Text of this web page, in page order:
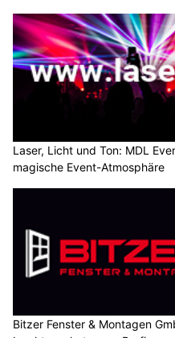
Laser, Licht und Ton: MDL
magische Event-Atmosphäre
Bitzer Fenster & Montagen